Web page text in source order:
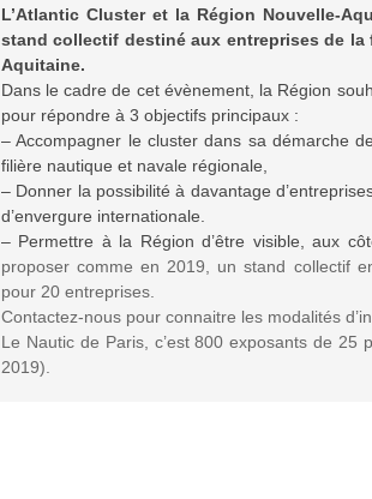
L’Atlantic Cluster et la Région Nouvelle-
stand collectif destiné aux entreprises de
Aquitaine.
Dans le cadre de cet évènement, la Région
pour répondre à 3 objectifs principaux :
– Accompagner le cluster dans sa démarche
filière nautique et navale régionale,
– Donner la possibilité à davantage
d’envergure internationale.
– Permettre à la Région d’être visible, aux
proposer comme en 2019, un stand collectif
pour 20 entreprises.
Contactez-nous pour connaitre les modalités
Le Nautic de Paris, c’est 800 exposants de
2019).